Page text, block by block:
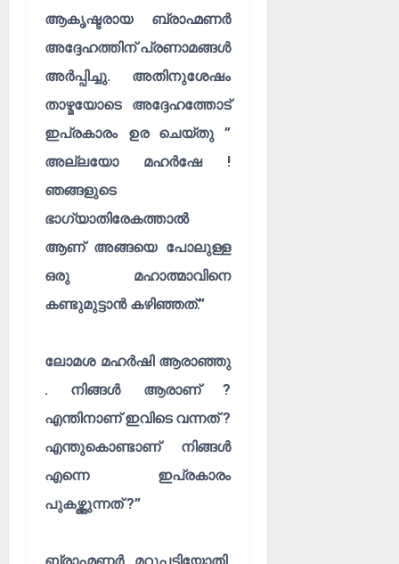
ആകൃഷ്ടരായ ബ്രാഹ്മണർ
അദ്ദേഹത്തിന് പ്രണാമങ്ങൾ
അർപ്പിച്ചു. അതിനുശേഷം
താഴ്മയോടെ അദ്ദേഹത്തോട്
ഇപ്രകാരം ഉര ചെയ്തു ”
അല്ലയോ മഹർഷേ !
ഞങ്ങളുടെ
ഭാഗ്യാതിരേകത്താൽ
ആണ് അങ്ങയെ പോലുള്ള
ഒരു മഹാത്മാവിനെ
കണ്ടുമുട്ടാൻ കഴിഞ്ഞത്.”
ലോമശ മഹർഷി ആരാഞ്ഞു
. നിങ്ങൾ ആരാണ് ?
എന്തിനാണ് ഇവിടെ വന്നത് ?
എന്തുകൊണ്ടാണ് നിങ്ങൾ
എന്നെ ഇപ്രകാരം
പുകഴ്ത്തുന്നത് ?”
ബ്രാഹ്മണർ മറുപടിയോതി.